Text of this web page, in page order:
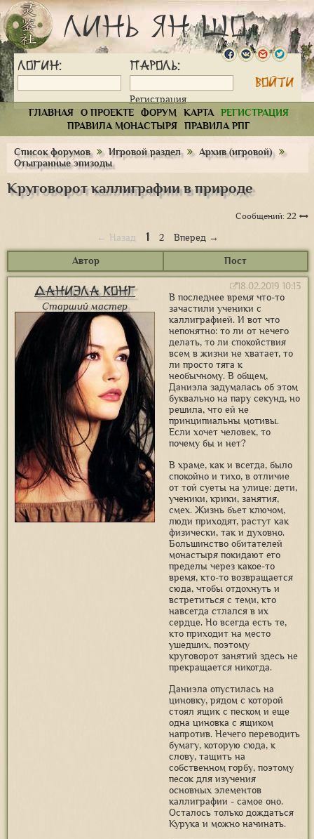
Линь Ян Шо
Логин: Пароль:
Регистрация
ГЛАВНАЯ
О ПРОЕКТЕ ФОРУМ КАРТА
РЕГИСТРАЦИЯ
ПРАВИЛА МОНАСТЫРЯ
ПРАВИЛА РПГ
Список форумов Игровой раздел
Архив (игровой)
Отыгранные эпизоды
Круговорот каллиграфии в природе
Сообщений: 22
← Назад 1 2 Вперед →
Автор Пост
Даниэла Конг
Старший мастер
18.02.2019 10:13
В последнее время что-то
зачастили ученики с
каллиграфией. И вот что
непонятно: то ли от нечего
делать, то ли спокойствия
всем в жизни не хватает, то
ли просто тяга к
необычному. В общем,
Даниэла задумалась об этом
буквально на пару секунд, но
решила, что ей не
принципиальны мотивы.
Если хочет человек, то
почему бы и нет?
В храме, как и всегда, было
спокойно и тихо, в отличие
от той суеты на улице: дети,
ученики, крики, занятия,
смех. Жизнь бьет ключом,
люди приходят, растут как
физически, так и духовно.
Большинство обитателей
монастыря покидают его
пределы через какое-то
время, кто-то возвращается
сюда, чтобы отдохнуть и
встретиться с теми, кто
навсегда стлался в их
сердце. Но всегда есть те,
кто приходит на место
ушедших, поэтому
круговорот занятий здесь не
прекращается никогда.
Даниэла опустилась на
циновку, рядом с которой
стоял ящик с песком и еще
одна циновка с ящиком
напротив. Нечего переводить
бумагу, которую сюда, к
слову, тащить на
собственном горбу, поэтому
песок для изучения
основных элементов
каллиграфии - самое оно.
Осталось только дождаться
Курука и можно начинать.